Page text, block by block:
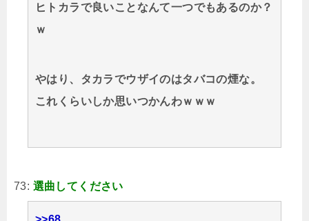
ヒトカラで良いことなんて一つでもあるのか？
ｗ
やはり、タカラでウザイのはタバコの煙な。
これくらいしか思いつかんわｗｗｗ
73: 選曲してください